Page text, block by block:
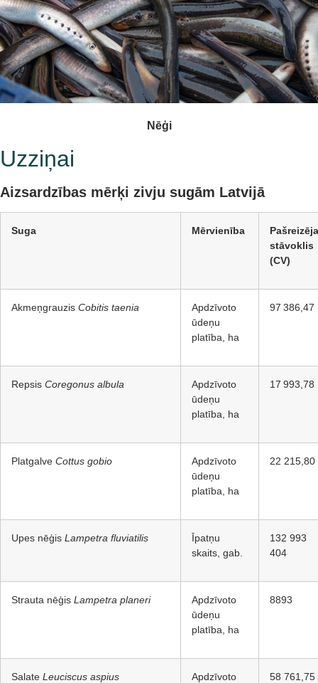
Nēģi
Uzziņai
Aizsardzības mērķi zivju sugām Latvijā
Suga Mērvienība
stāvoklis
(CV)
Akmeņgrauzis Cobitis taenia
Apdzīvoto
ūdeņu
platība, ha
97 386,47
Repsis Coregonus albula
Apdzīvoto
ūdeņu
platība, ha
17 993,78
Platgalve Cottus gobio
Apdzīvoto
ūdeņu
platība, ha
22 215,80
Upes nēģis Lampetra fluviatilis
Īpatņu
skaits, gab.
132 993
404
Strauta nēģis Lampetra planeri
Apdzīvoto
ūdeņu
platība, ha
8893
Salate Leuciscus aspius
Apdzīvoto
58 761,75